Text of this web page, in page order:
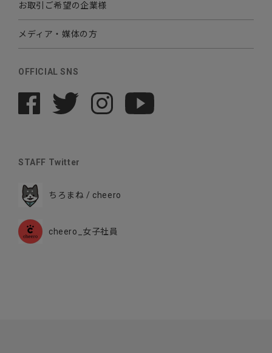
お取引ご希望の企業様
メディア・媒体の方
OFFICIAL SNS
STAFF Twitter
ちろまね / cheero
cheero_女子社員